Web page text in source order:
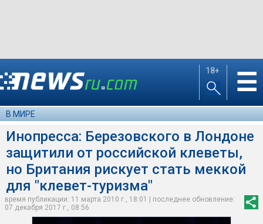
18+ ☰
В МИРЕ
Инопресса: Березовского в Лондоне
защитили от российской клеветы,
но Британия рискует стать меккой
для "клевет-туризма"
время публикации: 11 марта 2010 г., 18:01 | последнее обновление:
07 декабря 2017 г., 08:56